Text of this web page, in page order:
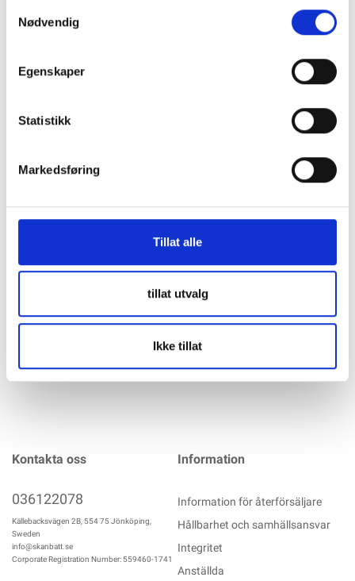
Nødvendig
Egenskaper
Statistikk
Markedsføring
Tillat alle
tillat utvalg
Ikke tillat
Specifikation
modulbredder på 1061-1170 mm. Innehåller SpeedRail 1,50
m, Dome SD, EndPlate och Mat S. Material: Aluminium, EPDM
Kontakta oss
036122078
Källebacksvägen 2B, 554 75 Jönköping,
Sweden
info@skanbatt.se
Corporate Registration Number: 559460-1741
Information
Information för återförsäljare
Hållbarhet och samhällsansvar
Integritet
Anställda